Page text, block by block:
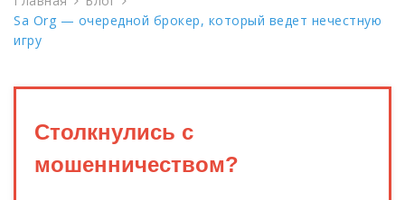
Sa Org — очередной брокер, который ведет нечестную
игру
Столкнулись с
мошенничеством?